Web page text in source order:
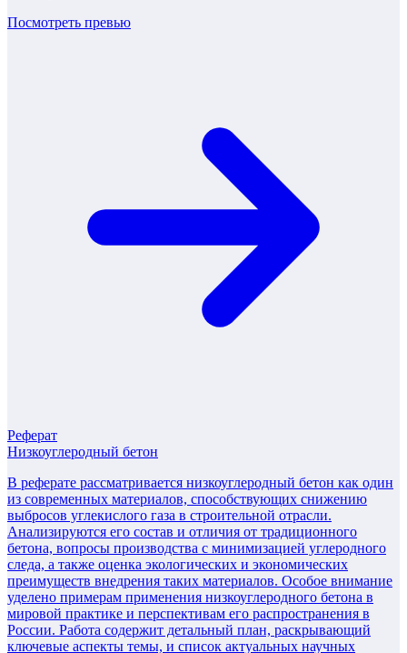
Посмотреть превью
Реферат
Низкоуглеродный бетон
В реферате рассматривается низкоуглеродный бетон как один
из современных материалов, способствующих снижению
выбросов углекислого газа в строительной отрасли.
Анализируются его состав и отличия от традиционного
бетона, вопросы производства с минимизацией углеродного
следа, а также оценка экологических и экономических
преимуществ внедрения таких материалов. Особое внимание
уделено примерам применения низкоуглеродного бетона в
мировой практике и перспективам его распространения в
России. Работа содержит детальный план, раскрывающий
ключевые аспекты темы, и список актуальных научных